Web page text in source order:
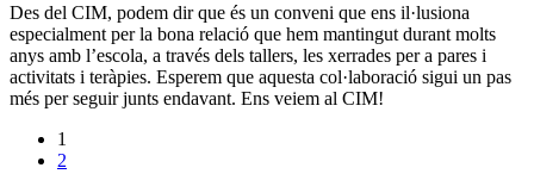
Des del CIM, podem dir que és un conveni que ens il·lusiona
especialment per la bona relació que hem mantingut durant molts
anys amb l’escola, a través dels tallers, les xerrades per a pares i
activitats i teràpies. Esperem que aquesta col·laboració sigui un pas
més per seguir junts endavant. Ens veiem al CIM!
1
2